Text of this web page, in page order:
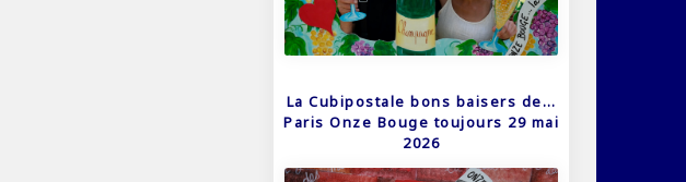
La Cubipostale bons baisers de…
Paris Onze Bouge toujours 29 mai
2026